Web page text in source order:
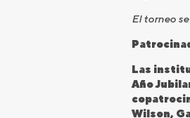
El torneo
Las
Año
Wilson,